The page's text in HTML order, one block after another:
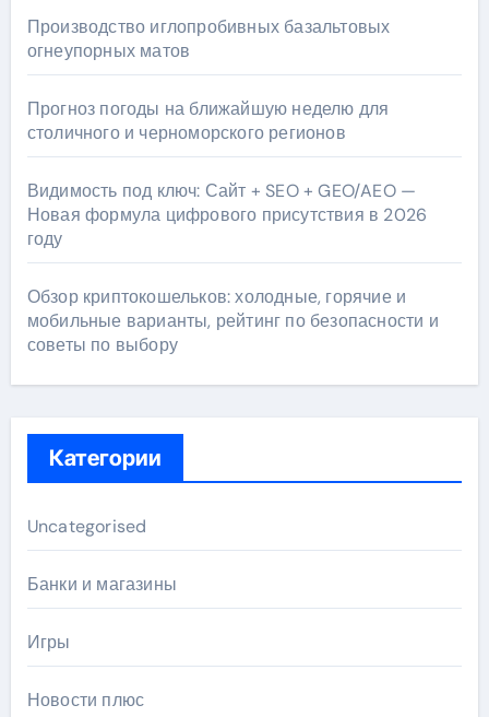
Производство иглопробивных базальтовых
огнеупорных матов
Прогноз погоды на ближайшую неделю для
столичного и черноморского регионов
Видимость под ключ: Сайт + SEO + GEO/AEO —
Новая формула цифрового присутствия в 2026
году
Обзор криптокошельков: холодные, горячие и
мобильные варианты, рейтинг по безопасности и
советы по выбору
Категории
Uncategorised
Банки и магазины
Игры
Новости плюс